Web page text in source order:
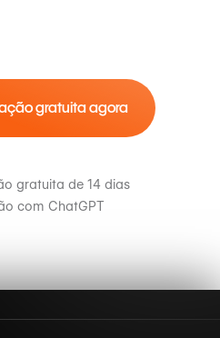
gratuita agora
gratuita de 14 dias
com ChatGPT